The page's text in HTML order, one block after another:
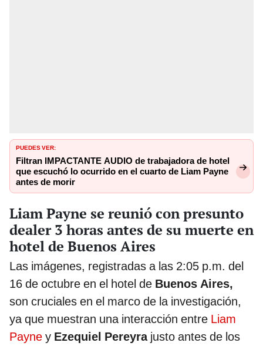
PUEDES VER:
Filtran IMPACTANTE AUDIO de trabajadora de hotel
que escuchó lo ocurrido en el cuarto de Liam Payne
antes de morir
Liam Payne se reunió con presunto
dealer 3 horas antes de su muerte en
hotel de Buenos Aires
Las imágenes, registradas a las 2:05 p.m. del
16 de octubre en el hotel de Buenos Aires,
son cruciales en el marco de la investigación,
ya que muestran una interacción entre Liam
Payne y Ezequiel Pereyra justo antes de los